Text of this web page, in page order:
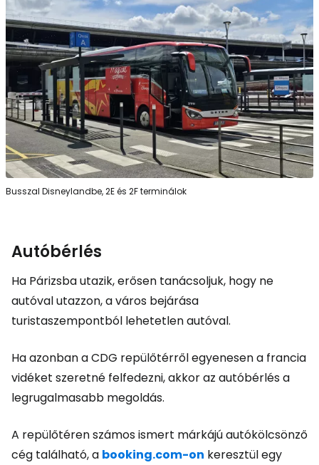
Busszal Disneylandbe, 2E és 2F terminálok
Autóbérlés
Ha Párizsba utazik, erősen tanácsoljuk, hogy ne
autóval utazzon, a város bejárása
turistaszempontból lehetetlen autóval.
Ha azonban a CDG repülőtérről egyenesen a francia
vidéket szeretné felfedezni, akkor az autóbérlés a
legrugalmasabb megoldás.
A repülőtéren számos ismert márkájú autókölcsönző
cég található, a booking.com-on keresztül egy